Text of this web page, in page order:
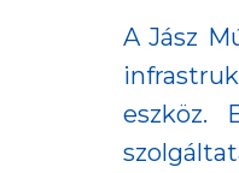
A Jász
eszköz.